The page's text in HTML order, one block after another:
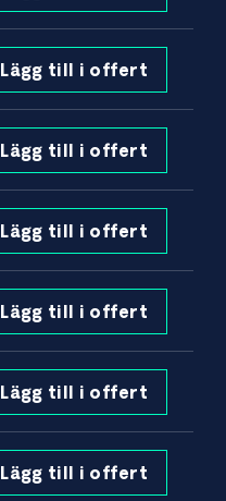
Lägg till i offert
Lägg till i offert
Lägg till i offert
Lägg till i offert
Lägg till i offert
Lägg till i offert